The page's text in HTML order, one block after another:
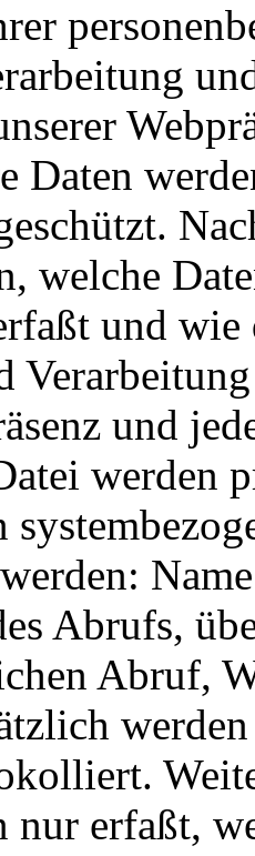
Daten
welche
und
und
werden
Abrufs,
Abruf,
nur erfaßt,